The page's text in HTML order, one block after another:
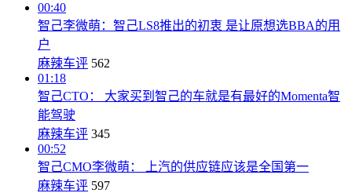
00:40
智己李微萌：智己LS8推出的初衷 是让原想选BBA的用
户
麻辣车评 562
01:18
智己CTO： 大家买到智己的车就是有最好的Momenta智
能驾驶
麻辣车评 345
00:52
智己CMO李微萌： 上汽的供应链应该是全国第一
麻辣车评 597